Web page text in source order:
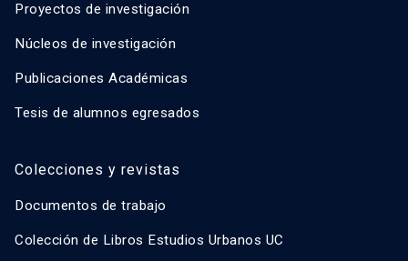
Proyectos de investigación
Núcleos de investigación
Publicaciones Académicas
Tesis de alumnos egresados
Colecciones y revistas
Documentos de trabajo
Colección de Libros Estudios Urbanos UC